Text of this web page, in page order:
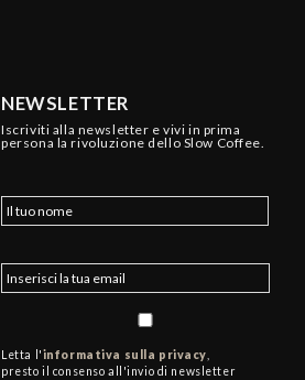
NEWSLETTER
Iscriviti alla newsletter e vivi in prima
persona la rivoluzione dello Slow Coffee.
Letta l'informativa sulla privacy,
presto il consenso all'invio di newsletter